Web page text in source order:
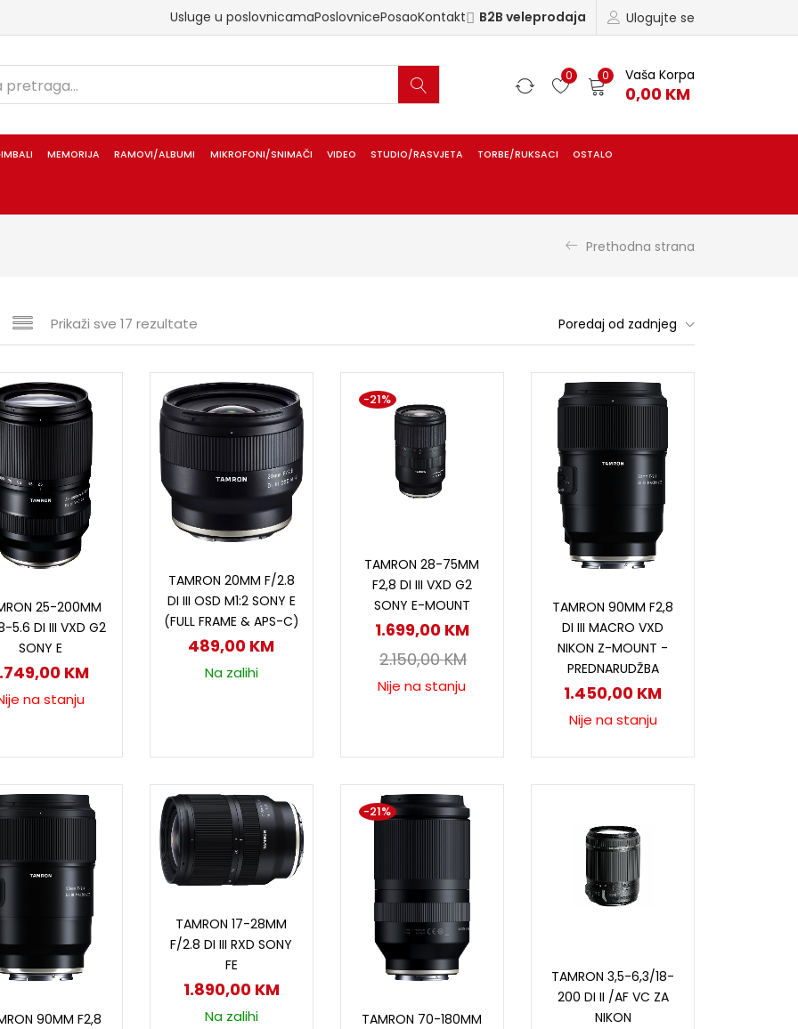
Ulogujte se
Usluge u poslovnicamaPoslovnicePosaoKontakt B2B veleprodaja
0 0 Vaša Korpa
0,00 KM
MEMORIJA RAMOVI/ALBUMI MIKROFONI/SNIMAČI VIDEO STUDIO/RASVJETA TORBE/RUKSACI OSTALO
Prethodna strana
Prikaži sve 17 rezultate Poredaj od zadnjeg
25-200MM
5.6 DI III VXD G2
SONY E
KM
na stanju
TAMRON 20MM F/2.8
DI III OSD M1:2 SONY E
(FULL FRAME & APS-C)
489,00 KM
Na zalihi
TAMRON 28-75MM
F2,8 DI III VXD G2
SONY E-MOUNT
1.699,00 KM
2.150,00KM
-21%
Nije na stanju
TAMRON 90MM F2,8
DI III MACRO VXD
NIKON Z-MOUNT -
PREDNARUDŽBA
1.450,00 KM
Nije na stanju
90MM F2,8
TAMRON 17-28MM
F/2.8 DI III RXD SONY
FE
1.890,00 KM
Na zalihi
TAMRON 70-180MM
-21%
TAMRON 3,5-6,3/18-
200 DI II /AF VC ZA
NIKON